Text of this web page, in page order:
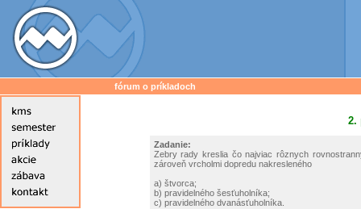
fórum o príkladoch
2.
Zadanie:
Zebry rady kreslia čo najviac rôznych
zároveň vrcholmi dopredu nakresleného
a) štvorca;
b) pravidelného šesťuholníka;
c) pravidelného dvanásťuholníka.